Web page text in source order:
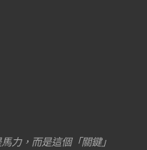
力，而是這個「關鍵」